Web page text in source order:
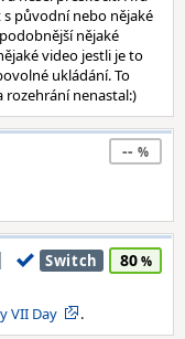
původní nebo nějaké
nějaké
video jestli je to
ukládání. To
rozehrání nenastal:)
--
Switch 80
VII Day .